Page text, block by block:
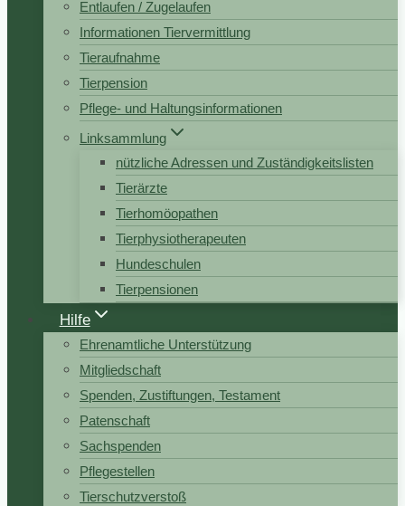
Entlaufen / Zugelaufen
Informationen Tiervermittlung
Tieraufnahme
Tierpension
Pflege- und Haltungsinformationen
Linksammlung
nützliche Adressen und Zuständigkeitslisten
Tierärzte
Tierhomöopathen
Tierphysiotherapeuten
Hundeschulen
Tierpensionen
Hilfe
Ehrenamtliche Unterstützung
Mitgliedschaft
Spenden, Zustiftungen, Testament
Patenschaft
Sachspenden
Pflegestellen
Tierschutzverstoß